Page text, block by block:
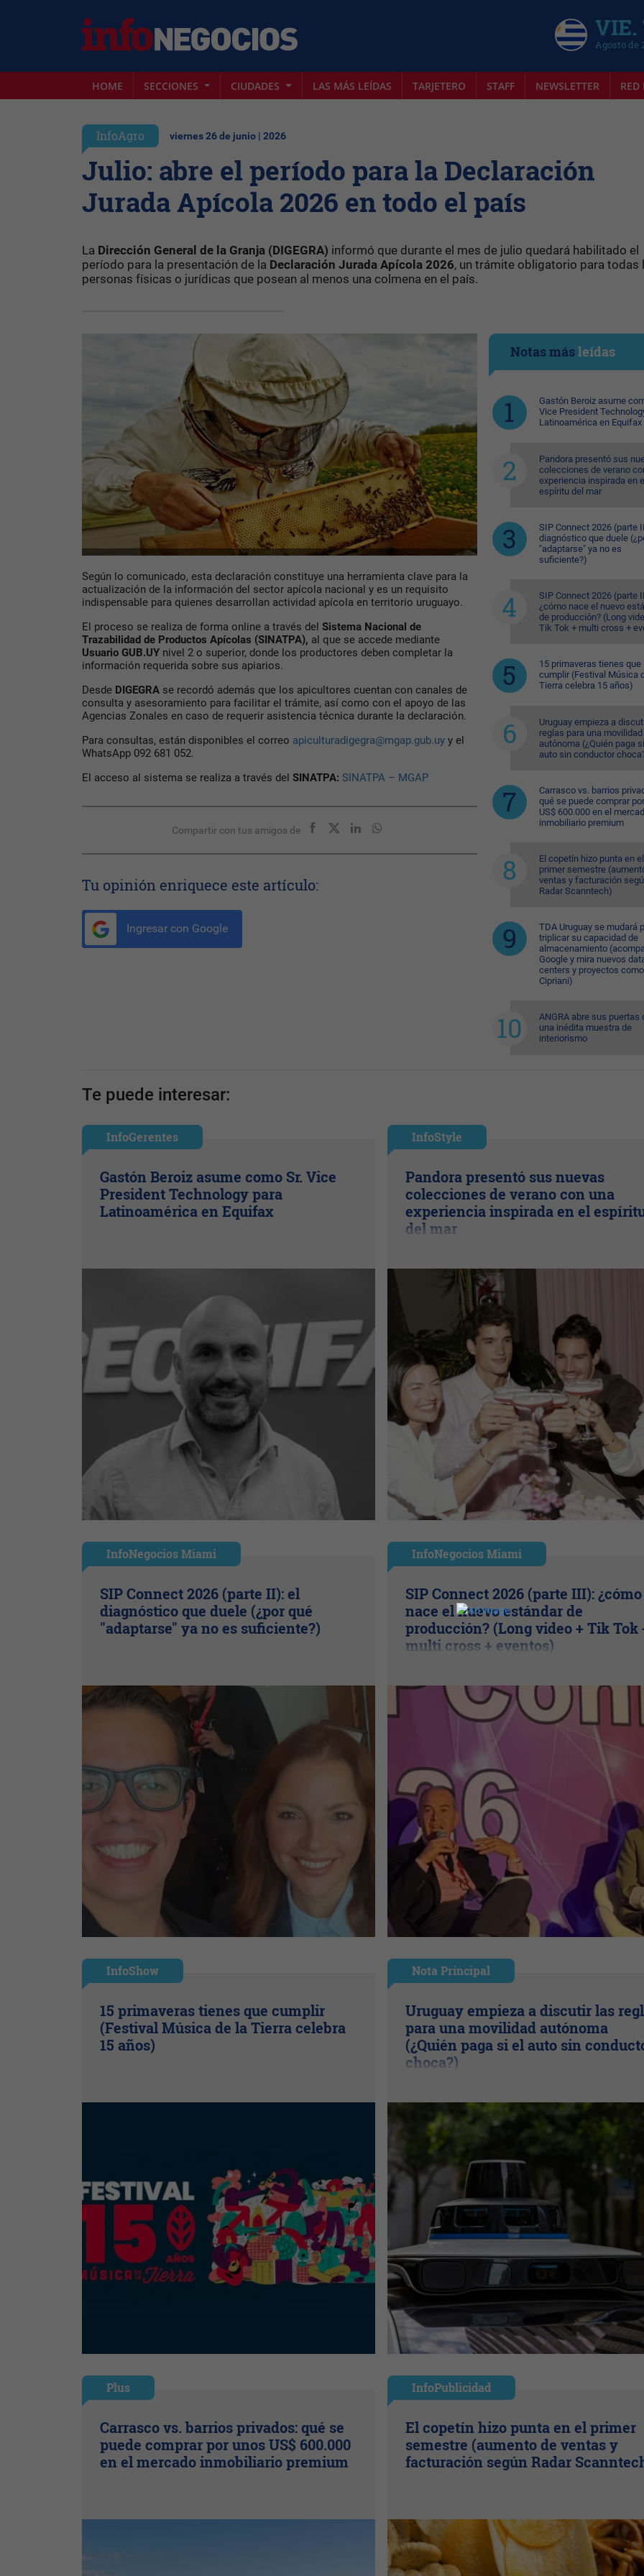
VIE.
Agosto de
HOME SECCIONES CIUDADES LAS MÁS LEÍDAS TARJETERO STAFF NEWSLETTER
InfoAgro viernes 26 de junio | 2026
Julio: abre el período para la Declaración
Jurada Apícola 2026 en todo el país
La Dirección General de la Granja (DIGEGRA) informó que durante el mes de julio quedará habilitado el
período para la presentación de la Declaración Jurada Apícola 2026, un trámite obligatorio para todas
personas físicas o jurídicas que posean al menos una colmena en el país.
Según lo comunicado, esta declaración constituye una herramienta clave para la
actualización de la información del sector apícola nacional y es un requisito
indispensable para quienes desarrollan actividad apícola en territorio uruguayo.
El proceso se realiza de forma online a través del Sistema Nacional de
Trazabilidad de Productos Apícolas (SINATPA), al que se accede mediante
Usuario GUB.UY nivel 2 o superior, donde los productores deben completar la
información requerida sobre sus apiarios.
Desde DIGEGRA se recordó además que los apicultores cuentan con canales de
consulta y asesoramiento para facilitar el trámite, así como con el apoyo de las
Agencias Zonales en caso de requerir asistencia técnica durante la declaración.
Para consultas, están disponibles el correo apiculturadigegra@mgap.gub.uy y el
WhatsApp 092 681 052.
El acceso al sistema se realiza a través del SINATPA: SINATPA – MGAP
Compartir con tus amigos de
Tu opinión enriquece este artículo:
Ingresar con Google
Notas másleídas
Gastón Beroiz asume
Vice President
Latinoamérica en Equifax
Pandora presentó sus
colecciones de verano
experiencia inspirada en
espíritu del mar
SIP Connect 2026 (parte
diagnóstico que duele
"adaptarse" ya no es
suficiente?)
SIP Connect 2026 (parte
¿cómo nace el nuevo
de producción? (Long
Tik Tok + multi cross +
15 primaveras tienes que
cumplir (Festival Música
Tierra celebra 15 años)
Uruguay empieza a
reglas para una movilidad
autónoma (¿Quién paga
auto sin conductor
Carrasco vs. barrios
qué se puede comprar
US$ 600.000 en el
inmobiliario premium
El copetín hizo punta en el
primer semestre
ventas y facturación
Radar Scanntech)
TDA Uruguay se mudará
triplicar su capacidad de
almacenamiento
Google y mira nuevos
centers y proyectos como
Cipriani)
ANGRA abre sus puertas
una inédita muestra de
interiorismo
Te puede interesar:
InfoGerentes
Gastón Beroiz asume como Sr. Vice
President Technology para
Latinoamérica en Equifax
InfoStyle
Pandora presentó sus nuevas
colecciones de verano con una
experiencia inspirada en el
del mar
InfoNegocios Miami
SIP Connect 2026 (parte II): el
diagnóstico que duele (¿por qué
"adaptarse" ya no es suficiente?)
InfoNegocios Miami
SIP Connect 2026 (parte III): ¿cómo
nace el nuevo estándar de
producción? (Long video + Tik Tok
multi cross + eventos)
InfoShow
15 primaveras tienes que cumplir
(Festival Música de la Tierra celebra
15 años)
Nota Principal
Uruguay empieza a discutir las
para una movilidad autónoma
(¿Quién paga si el auto sin
choca?)
Plus
Carrasco vs. barrios privados: qué se
puede comprar por unos US$ 600.000
en el mercado inmobiliario premium
InfoPublicidad
El copetín hizo punta en el primer
semestre (aumento de ventas y
facturación según Radar